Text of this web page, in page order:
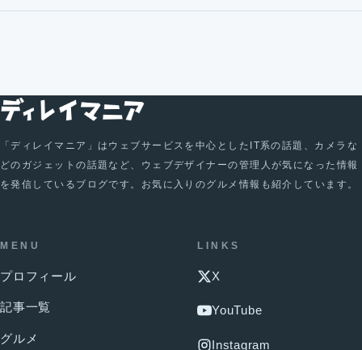
「ディレイマニア」はウェブサービスを中心としたIT系の話題、カメラな
どのガジェットの話題など、ウェブデザイナーの管理人が気になった情報
を発信しているブログです。お気に入りのグルメ情報も紹介しています。
MENU
プロフィール
記事一覧
グルメ
LINKS
X
YouTube
Instagram